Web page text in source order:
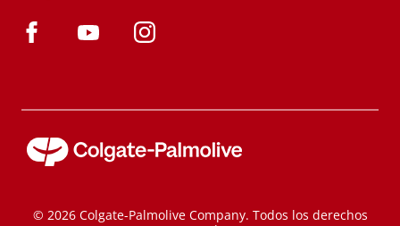
© 2026 Colgate-Palmolive Company. Todos los derechos